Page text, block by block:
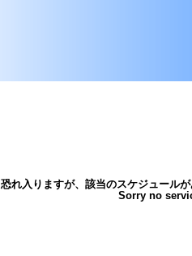
恐れ入りますが、該当のスケジュールが
Sorry no